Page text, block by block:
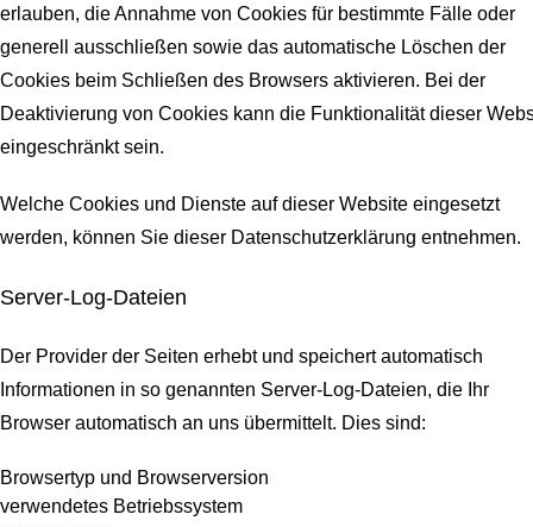
erlauben, die Annahme von Cookies für bestimmte Fälle oder
generell ausschließen sowie das automatische Löschen der
Cookies beim Schließen des Browsers aktivieren. Bei der
Deaktivierung von Cookies kann die Funktionalität dieser
eingeschränkt sein.
Welche Cookies und Dienste auf dieser Website eingesetzt
werden, können Sie dieser Datenschutzerklärung entnehmen.
Server-Log-Dateien
Der Provider der Seiten erhebt und speichert automatisch
Informationen in so genannten Server-Log-Dateien, die Ihr
Browser automatisch an uns übermittelt. Dies sind:
Browsertyp und Browserversion
verwendetes Betriebssystem